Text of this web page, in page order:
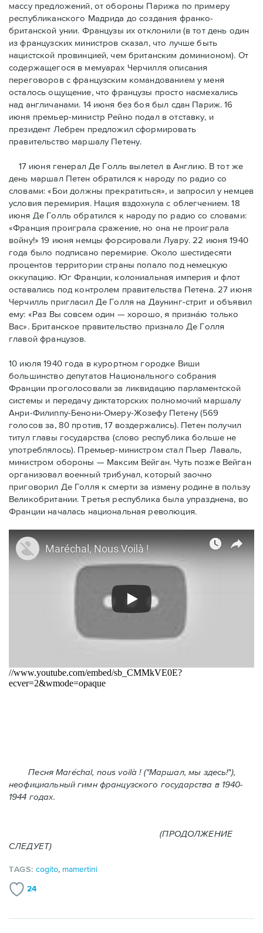
массу предложений, от обороны Парижа по примеру
республиканского Мадрида до создания франко-
британской унии. Французы их отклонили (в тот день один
из французских министров сказал, что лучше быть
нацистской провинцией, чем британским доминионом). От
содержащегося в мемуарах Черчилля описания
переговоров с французским командованием у меня
осталось ощущение, что французы просто насмехались
над англичанами. 14 июня без боя был сдан Париж. 16
июня премьер-министр Рейно подал в отставку, и
президент Лебрен предложил сформировать
правительство маршалу Петену.
17 июня генерал Де Голль вылетел в Англию. В тот же
день маршал Петен обратился к народу по радио со
словами: «Бои должны прекратиться», и запросил у немцев
условия перемирия. Нация вздохнула с облегчением. 18
июня Де Голль обратился к народу по радио со словами:
«Франция проиграла сражение, но она не проиграла
войну!» 19 июня немцы форсировали Луару. 22 июня 1940
года было подписано перемирие. Около шестидесяти
процентов территории страны попало под немецкую
оккупацию. Юг Франции, колониальная империя и флот
оставались под контролем правительства Петена. 27 июня
Черчилль пригласил Де Голля на Даунинг-стрит и объявил
ему: «Раз Вы совсем один — хорошо, я признáю только
Вас». Британское правительство признало Де Голля
главой французов.
10 июля 1940 года в курортном городке Виши
большинство депутатов Национального собрания
Франции проголосовали за ликвидацию парламентской
системы и передачу диктаторских полномочий маршалу
Анри-Филиппу-Бенони-Омеру-Жозефу Петену (569
голосов за, 80 против, 17 воздержались). Петен получил
титул главы государства (слово республика больше не
употреблялось). Премьер-министром стал Пьер Лаваль,
министром обороны — Максим Вейган. Чуть позже Вейган
организовал военный трибунал, который заочно
приговорил Де Голля к смерти за измену родине в пользу
Великобритании. Третья республика была упразднена, во
Франции началась национальная революция.
Песня Maréchal, nous voilà ! ("Маршал, мы здесь!"),
неофициальный гимн французского государства в 1940-
1944 годах.
(ПРОДОЛЖЕНИЕ
СЛЕДУЕТ)
TAGS:cogito, mamertini
24